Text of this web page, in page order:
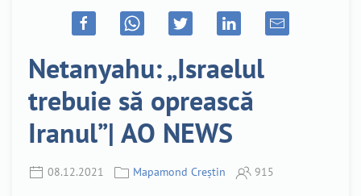
Netanyahu: „Israelul
trebuie să oprească
Iranul”| AO NEWS
08.12.2021 Mapamond Creștin 915